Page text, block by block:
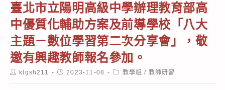
臺北市立陽明高級中學辦理教育部高
中優質化輔助方案及前導學校「八大
主題－數位學習第二次分享會」，敬
邀有興趣教師報名參加。
Postklgsh211
Post2023-11-08
Post教學組 / 教師研習